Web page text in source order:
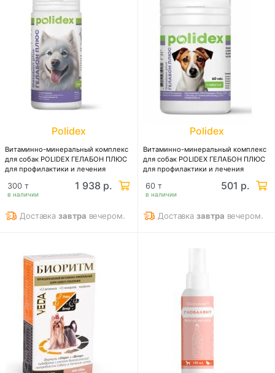
Polidex
Витаминно-минеральный комплекс
для собак POLIDEX ГЕЛАБОН ПЛЮС
для профилактики и лечения
хрящевой и соединительной тканей
в наличии
300 т 1 938 р.
Доставказавтра вечером.
Polidex
Витаминно-минеральный комплекс
для собак POLIDEX ГЕЛАБОН ПЛЮС
для профилактики и лечения
хрящевой и соединительной тканей
в наличии
60 т 501 р.
Доставказавтра вечером.